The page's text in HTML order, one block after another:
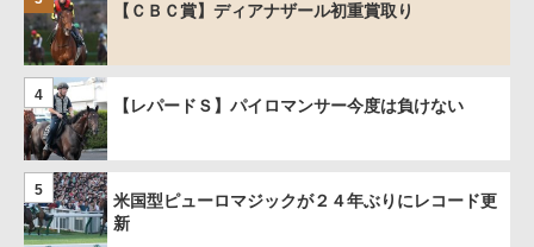
【ＣＢＣ賞】ディアナザール初重賞取り
4
【レパードＳ】パイロマンサー今度は負けない
5
米国型ピューロマジックが２４年ぶりにレコード更
新